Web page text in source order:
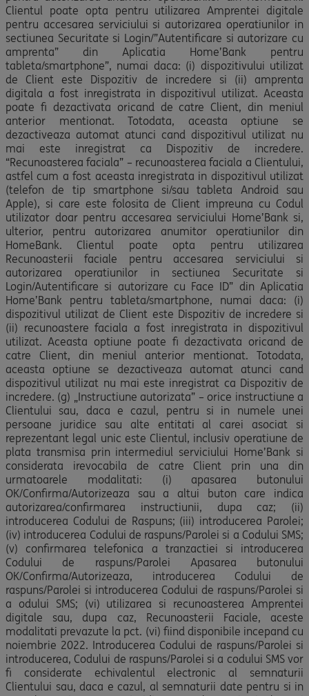
Clientul poate opta pentru utilizarea Amprentei digitale
pentru accesarea serviciului si autorizarea operatiunilor in
sectiunea Securitate si Login/”Autentificare si autorizare cu
amprenta” din Aplicatia Home’Bank pentru
tableta/smartphone”, numai daca: (i) dispozitivului utilizat
de Client este Dispozitiv de incredere si (ii) amprenta
digitala a fost inregistrata in dispozitivul utilizat. Aceasta
poate fi dezactivata oricand de catre Client, din meniul
anterior mentionat. Totodata, aceasta optiune se
dezactiveaza automat atunci cand dispozitivul utilizat nu
mai este inregistrat ca Dispozitiv de incredere.
“Recunoasterea faciala” – recunoasterea faciala a Clientului,
astfel cum a fost aceasta inregistrata in dispozitivul utilizat
(telefon de tip smartphone si/sau tableta Android sau
Apple), si care este folosita de Client impreuna cu Codul
utilizator doar pentru accesarea serviciului Home’Bank si,
ulterior, pentru autorizarea anumitor operatiunilor din
HomeBank. Clientul poate opta pentru utilizarea
Recunoasterii faciale pentru accesarea serviciului si
autorizarea operatiunilor in sectiunea Securitate si
Login/Autentificare si autorizare cu Face ID” din Aplicatia
Home’Bank pentru tableta/smartphone, numai daca: (i)
dispozitivul utilizat de Client este Dispozitiv de incredere si
(ii) recunoastere faciala a fost inregistrata in dispozitivul
utilizat. Aceasta optiune poate fi dezactivata oricand de
catre Client, din meniul anterior mentionat. Totodata,
aceasta optiune se dezactiveaza automat atunci cand
dispozitivul utilizat nu mai este inregistrat ca Dispozitiv de
incredere. (g) „Instructiune autorizata” – orice instructiune a
Clientului sau, daca e cazul, pentru si in numele unei
persoane juridice sau alte entitati al carei asociat si
reprezentant legal unic este Clientul, inclusiv operatiune de
plata transmisa prin intermediul serviciului Home’Bank si
considerata irevocabila de catre Client prin una din
urmatoarele modalitati: (i) apasarea butonului
OK/Confirma/Autorizeaza sau a altui buton care indica
autorizarea/confirmarea instructiunii, dupa caz; (ii)
introducerea Codului de Raspuns; (iii) introducerea Parolei;
(iv) introducerea Codului de raspuns/Parolei si a Codului SMS;
(v) confirmarea telefonica a tranzactiei si introducerea
Codului de raspuns/Parolei Apasarea butonului
OK/Confirma/Autorizeaza, introducerea Codului de
raspuns/Parolei si introducerea Codului de raspuns/Parolei si
a odului SMS; (vi) utilizarea si recunoasterea Amprentei
digitale sau, dupa caz, Recunoasterii Faciale, aceste
modalitati prevazute la pct. (vi) fiind disponibile incepand cu
noiembrie 2022. Introducerea Codului de raspuns/Parolei si
introducerea, Codului de raspuns/Parolei si a codului SMS vor
fi considerate echivalentul electronic al semnaturii
Clientului sau, daca e cazul, al semnaturii date pentru si in